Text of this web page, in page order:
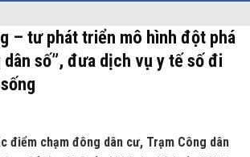
– tư phát triển mô hình đột phá
dân số”, đưa dịch vụ y tế số đi
điểm chạm đông dân cư, Trạm Công dân